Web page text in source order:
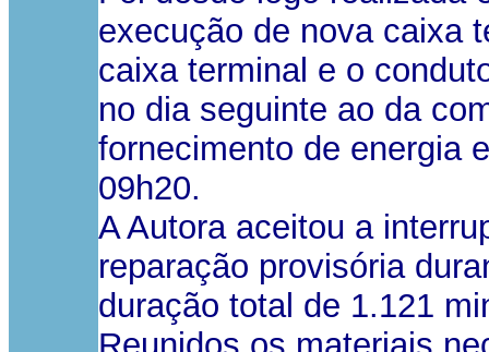
execução de nova caixa
caixa terminal e o
no dia seguinte ao da
fornecimento de energia
09h20.
A Autora aceitou a
reparação provisória
duração total de 1.121